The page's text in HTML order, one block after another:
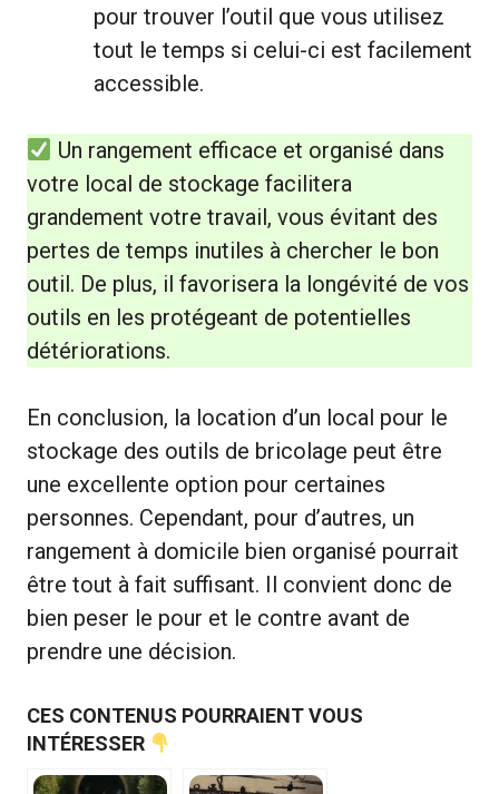
pour trouver l’outil que vous utilisez
tout le temps si celui-ci est facilement
accessible.
Un rangement efficace et organisé dans
votre local de stockage facilitera
grandement votre travail, vous évitant des
pertes de temps inutiles à chercher le bon
outil. De plus, il favorisera la longévité de vos
outils en les protégeant de potentielles
détériorations.
En conclusion, la location d’un local pour le
stockage des outils de bricolage peut être
une excellente option pour certaines
personnes. Cependant, pour d’autres, un
rangement à domicile bien organisé pourrait
être tout à fait suffisant. Il convient donc de
bien peser le pour et le contre avant de
prendre une décision.
CES CONTENUS POURRAIENT VOUS
INTÉRESSER